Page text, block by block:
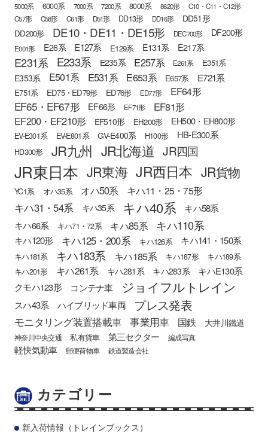
5000系 6000系 7000系 7200系 8000系 8620形
C10・C11・C12形
C57形
C58形 C61形 D51形 DD13形 DD16形 DD51形
DD200形 DE10・DE11・DE15形 DEC700形 DF200形
E001形 E26系 E127系 E129系 E131系 E217系
E231系 E233系 E235系 E257系 E261系 E351系
E353系 E501系 E531系 E653系 E657系 E721系
E751系 ED75・ED79形 ED76形 ED77形 EF64形
EF65・EF67形 EF66形 EF71形
EF81形
EF200・EF210形
EF510形 EH200形 EH500・EH800形
EV-E301系 EV-E801系 GV-E400系 H100形 HB-E300系
HD300形 JR九州 JR北海道 JR四国
JR東日本 JR東海 JR西日本 JR貨物
YC1系 オハ35系 オハ50系 キハ11・25・75形
キハ31・54系 キハ35系 キハ40系 キハ58系
キハ66系 キハ71・72系 キハ85系 キハ110系
キハ120形 キハ125・200系 キハ126系 キハ141・150系
キハ181系 キハ183系 キハ185系 キハ187形
キハ189系
キハ201形
キハ261系 キハ281系 キハ283系
キハE130系
クモハ123形
コンテナ車 ジョイフルトレイン
スハ43系 ハイブリッド車両 プレス発表
モニタリング装置搭載車 事業用車 国鉄 大井川鐵道
神奈川中央交通 私有貨車 第三セクター 編成写真
軽快気動車 郵便荷物車 鉄道製造会社
カテゴリー
新入荷情報（トレインブックス）